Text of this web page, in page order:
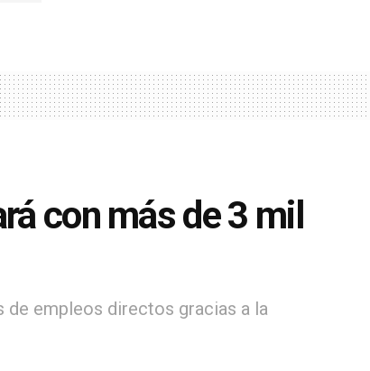
con más de 3 mil
de empleos directos gracias a la